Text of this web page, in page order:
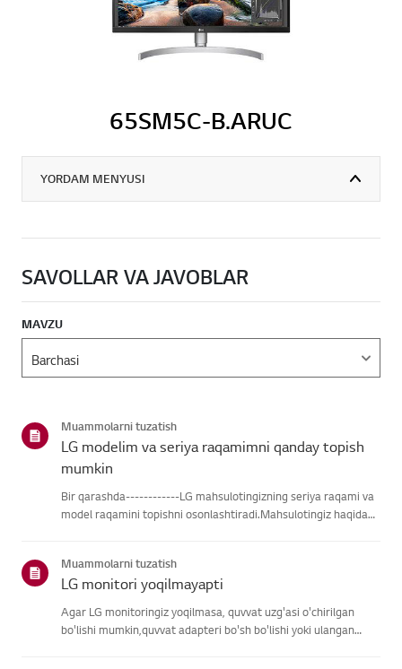
65SM5C-B.ARUC
YORDAM MENYUSI
SAVOLLAR VA JAVOBLAR
MAVZU
Muammolarni tuzatish
LG modelim va seriya raqamimni qanday topish
mumkin
Bir qarashda------------LG mahsulotingizning seriya raqami va
model raqamini topishni osonlashtiradi.Mahsulotingiz haqidagi
Muammolarni tuzatish
LG monitori yoqilmayapti
Agar LG monitoringiz yoqilmasa, quvvat uzg'asi o'chirilgan
bo'lishi mumkin,quvvat adapteri bo'sh bo'lishi yoki ulangan